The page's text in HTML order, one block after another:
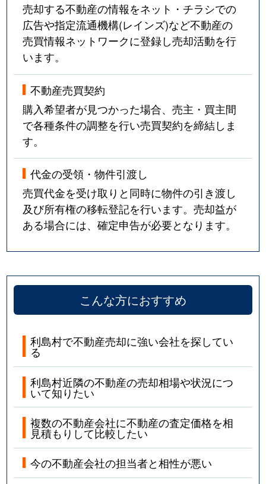
売却する不動産の情報をネット・チラシでの
広告や指定流通機構(レインズ)など不動産の
売買情報ネットワークに登録し売却活動を行
います。
不動産売買契約
購入希望者が見つかった場合、売主・買主間
で各種条件の調整を行い売買契約を締結しま
す。
代金の受領・物件引渡し
売買代金を受け取りと同時に物件の引き渡し
及び所有権の移転登記を行います。売却益が
ある場合には、確定申告が必要となります。
こんな方におすすめ
利島村で不動産売却に強い会社を探してい
る
利島村近隣の不動産の売却相場や状況につ
いて知りたい
複数の不動産会社に不動産の査定価格を相
見積もりして比較したい
今の不動産会社の担当者と相性が悪い